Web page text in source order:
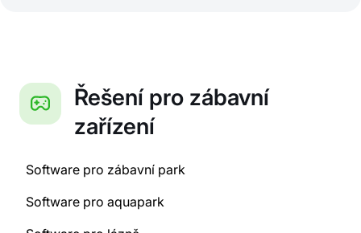
Řešení pro zábavní
zařízení
Software pro zábavní park
Software pro aquapark